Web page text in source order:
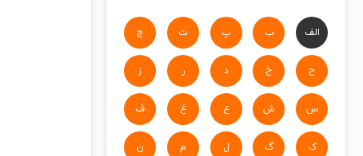
الف ب پ ت ج
ح خ د ر ز
س ش ع غ ف
ک گ ل م ن